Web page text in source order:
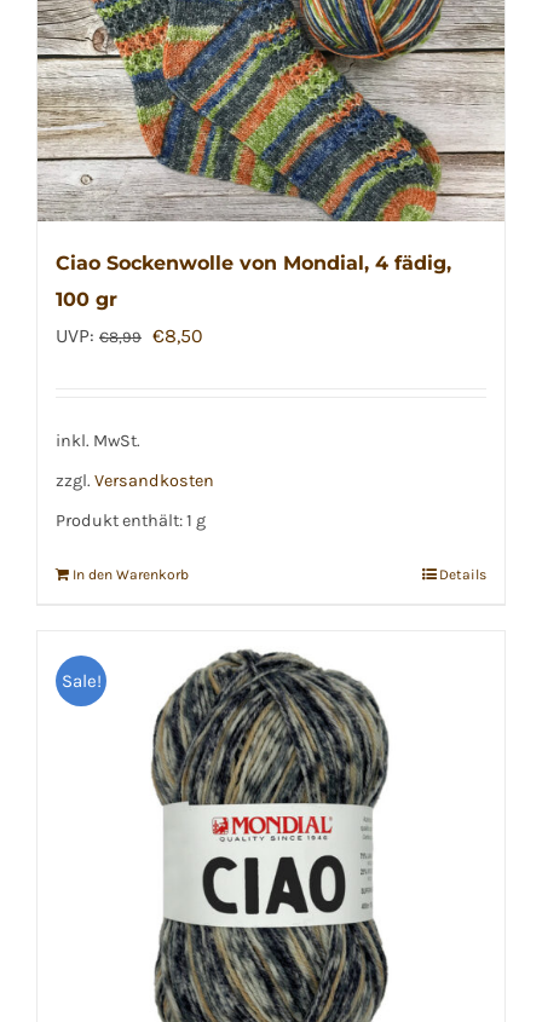
auf
der
Produktseite
gewählt
werden
Ciao Sockenwolle von Mondial, 4 fädig,
100 gr
UVP: €8,99 Ursprünglicher
€8,50
inkl. MwSt.
zzgl. Versandkosten
Produkt enthält: 1 g
In den Warenkorb Details
Sale!